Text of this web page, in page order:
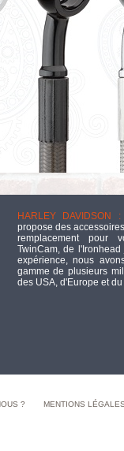
HARLEY DAVIDSON :
propose des
remplacement pour
TwinCam, de
expérience, nous
gamme de plusieurs
des USA, d'Europe et
? MENTIONS